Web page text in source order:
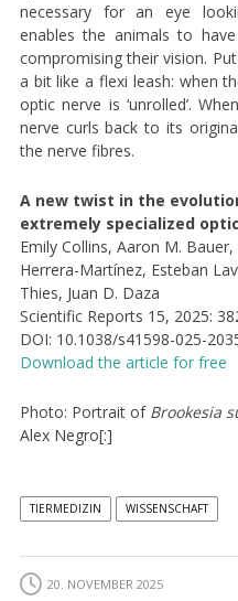
necessary for an eye
enables the animals to
compromising their vision.
a bit like a flexi leash: when
optic nerve is ‘unrolled’.
nerve curls back to its
the nerve fibres.
A new twist in the
extremely specialized
Emily Collins, Aaron M.
Herrera-Martínez, Esteban
Thies, Juan D. Daza
Scientific Reports 15, 2025:
DOI: 10.1038/s41598-025-
Download the article for free
Photo: Portrait of Brookesia
Alex Negro[:]
TIERMEDIZIN WISSENSCHAFT
20. NOVEMBER 2025